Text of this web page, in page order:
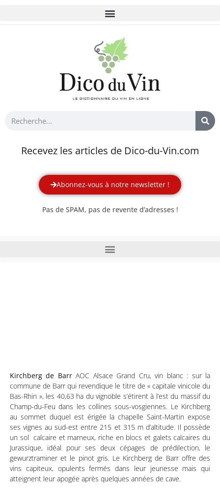
Recevez les articles de Dico-du-Vin.com
Abonnez-vous à notre newsletter !
Pas de SPAM, pas de revente d’adresses !
Kirchberg de BarrAOC Alsace Grand Cru, vin blanc : sur la
commune de Barr qui revendique le titre de « capitale vinicole du
Bas-Rhin », les 40,63 ha du vignoble s’étirent à l’est du massif du
Champ-du-Feu dans les collines sous-vosgiennes. Le Kirchberg
au sommet duquel est érigée la chapelle Saint-Martin expose
ses vignes au sud-est entre 215 et 315 m d’altitude. Il possède
un sol calcaire et marneux, riche en blocs et galets calcaires du
Jurassique, idéal pour ses deux cépages de prédilection, le
gewurztraminer et le pinot gris. Le Kirchberg de Barr offre des
vins capiteux, opulents fermés dans leur jeunesse mais qui
atteignent leur apogée après quelques années de cave.